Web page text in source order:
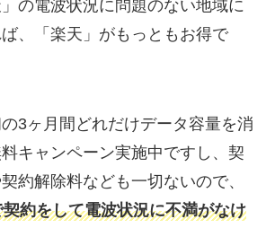
の電波状況に問題のない地域に
、「楽天」がもっともお得で
の3ヶ月間どれだけデータ容量を消
キャンペーン実施中ですし、契
約解除料なども一切ないので、
約をして電波状況に不満がなけ